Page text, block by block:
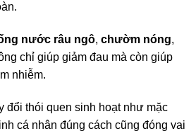
nước râu ngô, chườm nóng,
chỉ giúp giảm đau mà còn giúp
nhiễm.
đổi thói quen sinh hoạt như mặc
cá nhân đúng cách cũng đóng vai